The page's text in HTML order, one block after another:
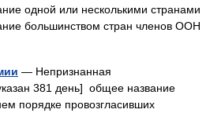
одной или несколькими странами
большинством стран членов ООН
— Непризнанная
381 день] общее название
порядке провозгласивших